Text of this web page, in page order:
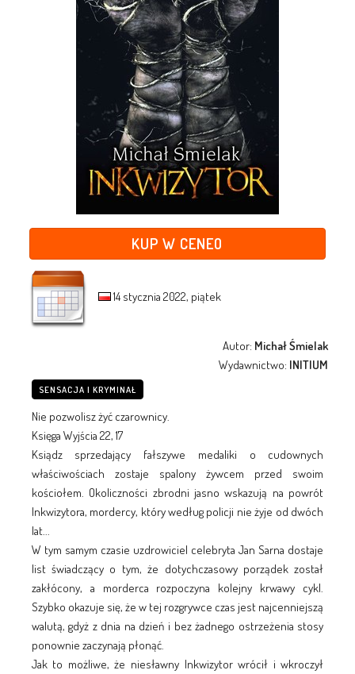
KUP W CENEO
14 stycznia 2022, piątek
Autor: Michał Śmielak
Wydawnictwo: INITIUM
SENSACJA I KRYMINAŁ
Nie pozwolisz żyć czarownicy.
Księga Wyjścia 22, 17
Ksiądz sprzedający fałszywe medaliki o cudownych
właściwościach zostaje spalony żywcem przed swoim
kościołem. Okoliczności zbrodni jasno wskazują na powrót
Inkwizytora, mordercy, który według policji nie żyje od dwóch
lat...
W tym samym czasie uzdrowiciel celebryta Jan Sarna dostaje
list świadczący o tym, że dotychczasowy porządek został
zakłócony, a morderca rozpoczyna kolejny krwawy cykl.
Szybko okazuje się, że w tej rozgrywce czas jest najcenniejszą
walutą, gdyż z dnia na dzień i bez żadnego ostrzeżenia stosy
ponownie zaczynają płonąć.
Jak to możliwe, że niesławny Inkwizytor wrócił i wkroczył